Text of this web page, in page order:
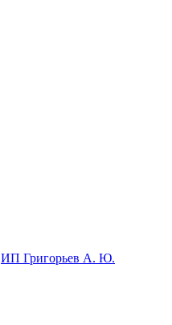
ИП Григорьев А. Ю.